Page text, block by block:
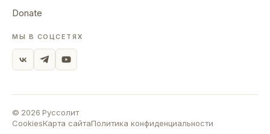
Donate
МЫ В СОЦСЕТЯХ
© 2026 Руссолит
CookiesКарта сайтаПолитика конфиденциальности